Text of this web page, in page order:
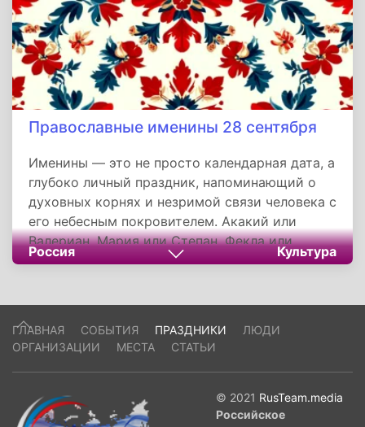
Православные именины 28 сентября
Именины — это не просто календарная дата, а
глубоко личный праздник, напоминающий о
духовных корнях и незримой связи человека с
его небесным покровителем. Акакий или
Валериан, Мария или Степан, Фекла или
Никита — каждое из этих двадцати имен,
память святого, но и задуматься о том, как
его качества — будь то кротость Акакия,
мужество Леонида или боголюбие Филофея —
могут найти отражение в собственной жизни,
становясь ориентиром на пути веры.
Россия Культура
ГЛАВНАЯ СОБЫТИЯ ПРАЗДНИКИ
ЛЮДИ
ОРГАНИЗАЦИИ
МЕСТА СТАТЬИ
© 2021 RusTeam.media
Российское